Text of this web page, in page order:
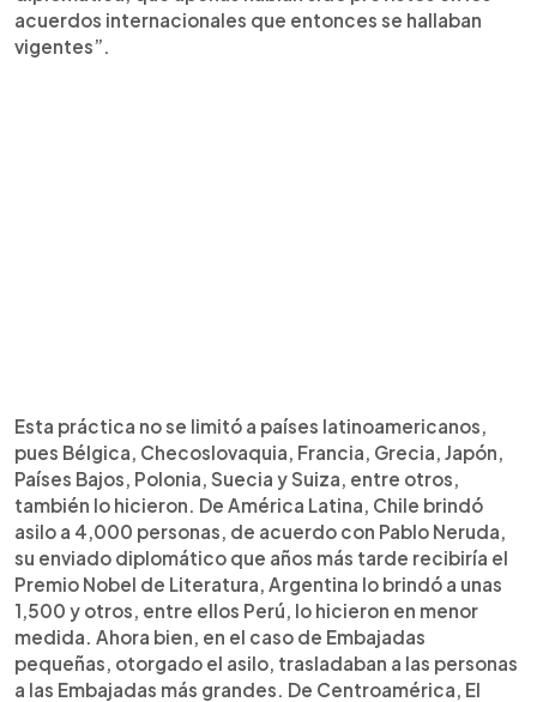
acuerdos internacionales que entonces se hallaban
vigentes”.
Esta práctica no se limitó a países latinoamericanos,
pues Bélgica, Checoslovaquia, Francia, Grecia, Japón,
Países Bajos, Polonia, Suecia y Suiza, entre otros,
también lo hicieron. De América Latina, Chile brindó
asilo a 4,000 personas, de acuerdo con Pablo Neruda,
su enviado diplomático que años más tarde recibiría el
Premio Nobel de Literatura, Argentina lo brindó a unas
1,500 y otros, entre ellos Perú, lo hicieron en menor
medida. Ahora bien, en el caso de Embajadas
pequeñas, otorgado el asilo, trasladaban a las personas
a las Embajadas más grandes. De Centroamérica, El